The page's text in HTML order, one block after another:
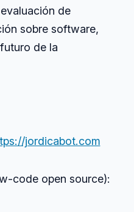
de
sobre software,
de la
jordicabot.com
code open source):